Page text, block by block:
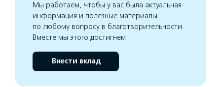
Мы работаем, чтобы у вас была актуальная
информация и полезные материалы
по любому вопросу в благотворительности.
Вместе мы этого достигнем
Внести вклад